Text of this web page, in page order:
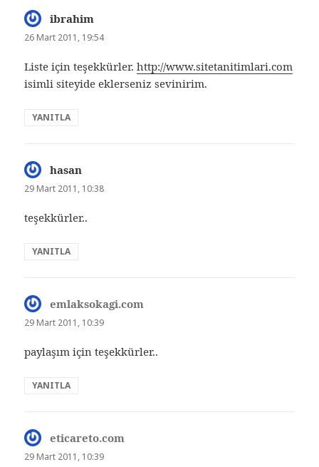
ibrahim
ki:
26 Mart 2011, 19:54
Liste için teşekkürler.http://www.sitetanitimlari.com
isimli siteyide eklerseniz sevinirim.
YANITLA
hasan
ki:
29 Mart 2011, 10:38
teşekkürler..
YANITLA
emlaksokagi.com
29 Mart 2011, 10:39
paylaşım için teşekkürler..
YANITLA
eticareto.com
29 Mart 2011, 10:39